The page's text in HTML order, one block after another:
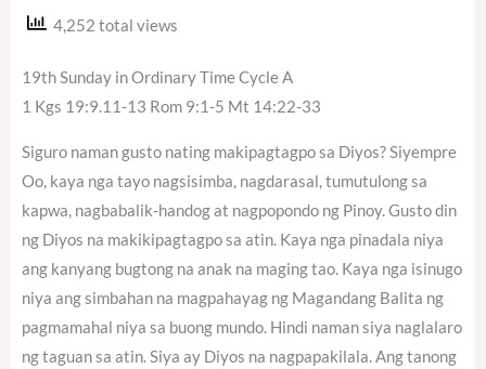
4,252 total views
19th Sunday in Ordinary Time Cycle A
1 Kgs 19:9.11-13 Rom 9:1-5 Mt 14:22-33
Siguro naman gusto nating makipagtagpo sa Diyos? Siyempre
Oo, kaya nga tayo nagsisimba, nagdarasal, tumutulong sa
kapwa, nagbabalik-handog at nagpopondo ng Pinoy. Gusto din
ng Diyos na makikipagtagpo sa atin. Kaya nga pinadala niya
ang kanyang bugtong na anak na maging tao. Kaya nga isinugo
niya ang simbahan na magpahayag ng Magandang Balita ng
pagmamahal niya sa buong mundo. Hindi naman siya naglalaro
ng taguan sa atin. Siya ay Diyos na nagpapakilala. Ang tanong